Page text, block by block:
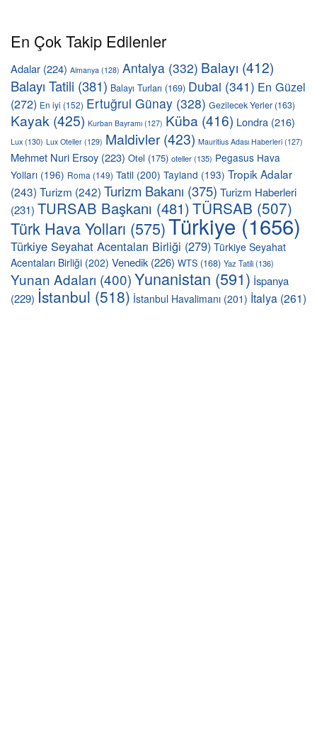
En Çok Takip Edilenler
Adalar (224) Almanya (128) Antalya (332) Balayı (412)
Balayı Tatili (381) Balayı Turları (169) Dubai (341) En Güzel
(272) En iyi (152) Ertuğrul Günay (328) Gezilecek Yerler (163)
Kayak (425) Kurban Bayramı (127) Küba (416) Londra (216)
Lux (130) Lux Oteller (129) Maldivler(423) Mauritius Adası Haberleri (127)
Mehmet Nuri Ersoy (223) Otel (175) oteller(135) Pegasus Hava
Yolları (196) Roma (149) Tatil (200) Tayland (193) Tropik Adalar
(243) Turizm (242) Turizm Bakanı (375) Turizm Haberleri
(231) TURSAB Başkanı (481)TÜRSAB (507)
Türk Hava Yolları (575)Türkiye (1656)
Türkiye Seyahat Acentaları Birliği (279) Türkiye Seyahat
Acentaları Birliği (202) Venedik (226) WTS (168) Yaz Tatili(136)
Yunan Adaları (400)Yunanistan (591) İspanya
(229) İstanbul (518) İstanbul Havalimanı (201) İtalya (261)